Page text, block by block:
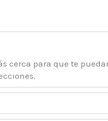
cerca para que te